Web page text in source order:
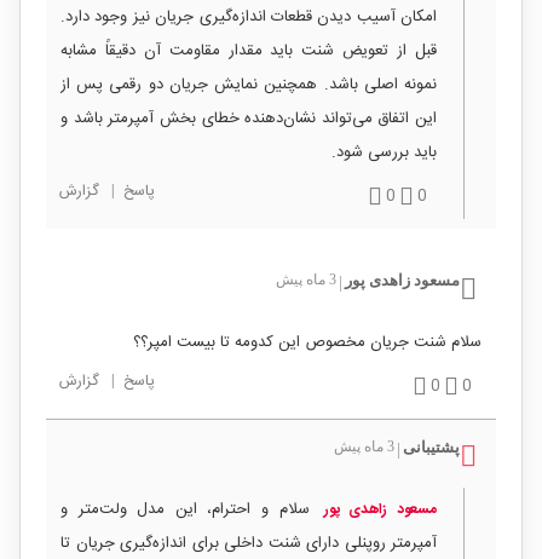
امکان آسیب دیدن قطعات اندازه‌گیری جریان نیز وجود دارد.
قبل از تعویض شنت باید مقدار مقاومت آن دقیقاً مشابه
نمونه اصلی باشد. همچنین نمایش جریان دو رقمی پس از
این اتفاق می‌تواند نشان‌دهنده خطای بخش آمپرمتر باشد و
باید بررسی شود.
0
0 پاسخ | گزارش
مسعود زاهدی پور 3 ماه پیش
سلام شنت جریان مخصوص این کدومه تا بیست امپر؟؟
0
0 پاسخ | گزارش
پشتیبانی 3 ماه پیش
مسعود زاهدی پور
سلام و احترام، این مدل ولت‌متر و
آمپرمتر روپنلی دارای شنت داخلی برای اندازه‌گیری جریان تا